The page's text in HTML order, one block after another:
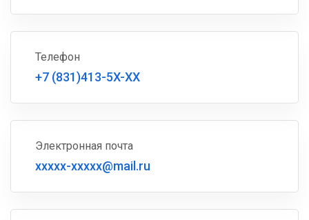
Телефон
+7 (831)413-5X-XX
Электронная почта
xxxxx-xxxxx@mail.ru